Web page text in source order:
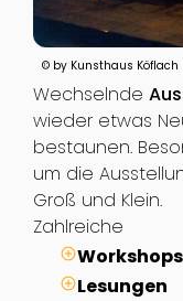
© by Kunsthaus Köflach
Wechselnde
wieder etwas
bestaunen.
um die
Groß und Klein.
Zahlreiche
Lesungen